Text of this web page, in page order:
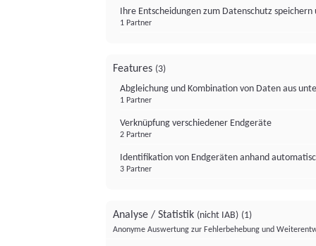
Ihre Entscheidungen zum Datenschutz
1 Partner
Features (3)
Abgleichung und Kombination von Daten aus
1 Partner
Verknüpfung verschiedener Endgeräte
2 Partner
Identifikation von Endgeräten anhand
3 Partner
Analyse / Statistik (nicht IAB) (1)
Anonyme Auswertung zur Fehlerbehebung und